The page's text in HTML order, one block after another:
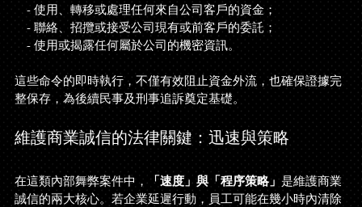
- 使用、轉移或處理任何來自公司客戶的資金；
- 聯絡、招攬或接受公司現有或前客戶的委託；
- 使用或揭露任何屬於公司的機密資訊。
這些命令的即時執行，不僅有效阻止資金外流，也確保證據完
整保存，為後續民事及刑事追訴奠定基礎。
維護商業誠信的法律關鍵：迅速與策略
在這類內部舞弊案件中，「速度」與「程序策略」 是維護商業
誠信的兩大核心。若企業延遲行動，員工可能在幾小時內清除